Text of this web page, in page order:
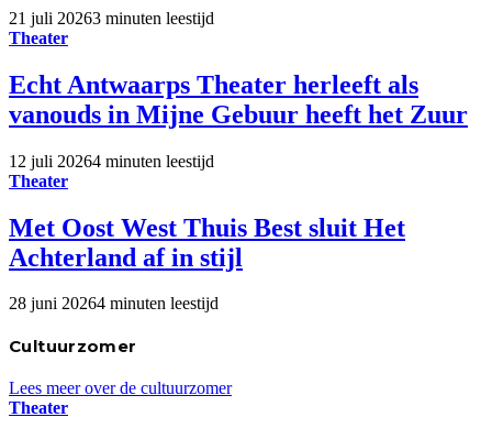
21 juli 20263 minuten leestijd
Theater
Echt Antwaarps Theater herleeft als
vanouds in Mijne Gebuur heeft het Zuur
12 juli 20264 minuten leestijd
Theater
Met Oost West Thuis Best sluit Het
Achterland af in stijl
28 juni 20264 minuten leestijd
Cultuurzomer
Lees meer over de cultuurzomer
Theater